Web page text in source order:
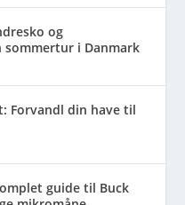
og
i Danmark
Forvandl din have til
guide til Buck